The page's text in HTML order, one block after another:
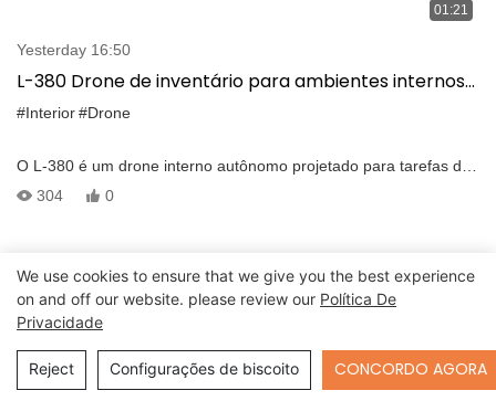
01:21
Yesterday 16:50
L-380 Drone de inventário para ambientes internos
negativos para GPS | Seguro & vôo autônomo
#Interior#Drone
O L-380 é um drone interno autônomo projetado para tarefas de
inventário inteligente em ambientes negativos para GPS. Ele
Nenhuma intervenção humana é necessária.
304 0
Send Inquiry
We use cookies to ensure that we give you the best experience
on and off our website. please review our Política De
Privacidade
Reject Configurações de biscoito CONCORDO AGORA